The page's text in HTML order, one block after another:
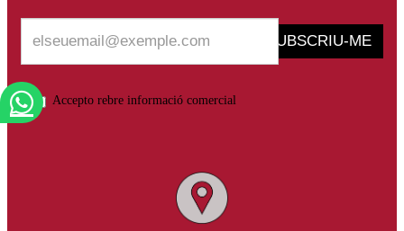
SUBSCRIU-ME
Accepto rebre informació comercial